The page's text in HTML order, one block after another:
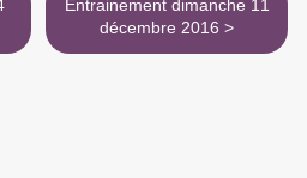
Entrainement dimanche 11
décembre 2016 >